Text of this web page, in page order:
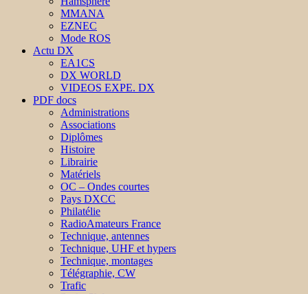
MMANA
EZNEC
Mode ROS
Actu DX
EA1CS
DX WORLD
VIDEOS EXPE. DX
PDF docs
Administrations
Associations
Diplômes
Histoire
Librairie
Matériels
OC – Ondes courtes
Pays DXCC
Philatélie
RadioAmateurs France
Technique, antennes
Technique, UHF et hypers
Technique, montages
Télégraphie, CW
Trafic